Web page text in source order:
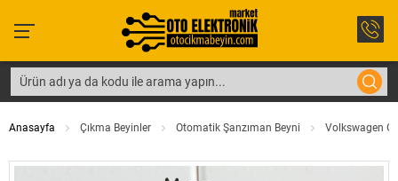
Anasayfa Çıkma Beyinler Otomatik Şanzıman Beyni Volkswagen